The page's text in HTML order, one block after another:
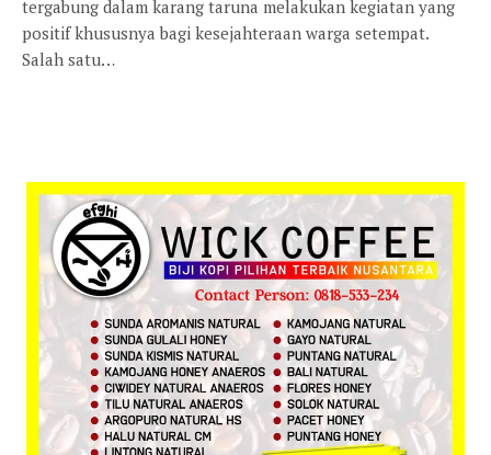
tergabung dalam karang taruna melakukan kegiatan yang
positif khususnya bagi kesejahteraan warga setempat.
Salah satu…